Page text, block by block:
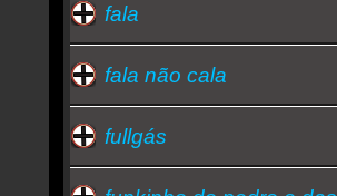
fala
fala não cala
fullgás